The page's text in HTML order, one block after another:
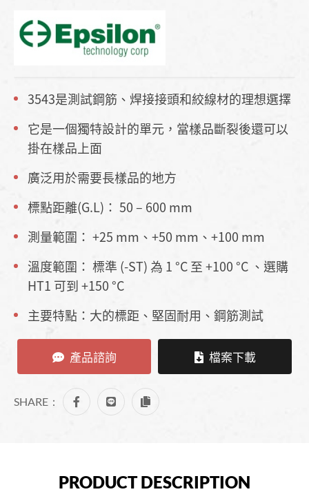
3543是測試鋼筋、焊接接頭和絞線材的理想選擇
它是一個獨特設計的單元，當樣品斷裂後還可以
掛在樣品上面
廣泛用於需要長樣品的地方
標點距離(G.L)： 50 – 600 mm
測量範圍： +25 mm、+50 mm、+100 mm
溫度範圍： 標準 (-ST) 為 1 °C 至 +100 °C 、選購
HT1 可到 +150 °C
主要特點：大的標距、堅固耐用、鋼筋測試
產品諮詢 檔案下載
SHARE：
PRODUCT DESCRIPTION